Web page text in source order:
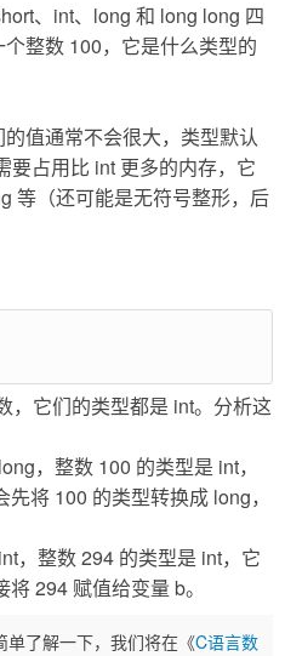
、int、long 和 long long 四
整数 100，它是什么类型的
值通常不会很大，类型默认
要占用比 int 更多的内存，它
等（还可能是无符号整形，后
，它们的类型都是 int。分析这
，整数 100 的类型是 int，
将 100 的类型转换成 long，
，整数 294 的类型是 int，它
294 赋值给变量 b。
单了解一下，我们将在《C语言数